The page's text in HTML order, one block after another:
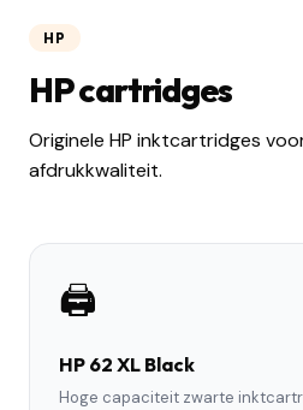
HP
HP cartridges
Originele HP inktcartridges
afdrukkwaliteit.
🖨️
HP 62 XL Black
Hoge capaciteit zwarte